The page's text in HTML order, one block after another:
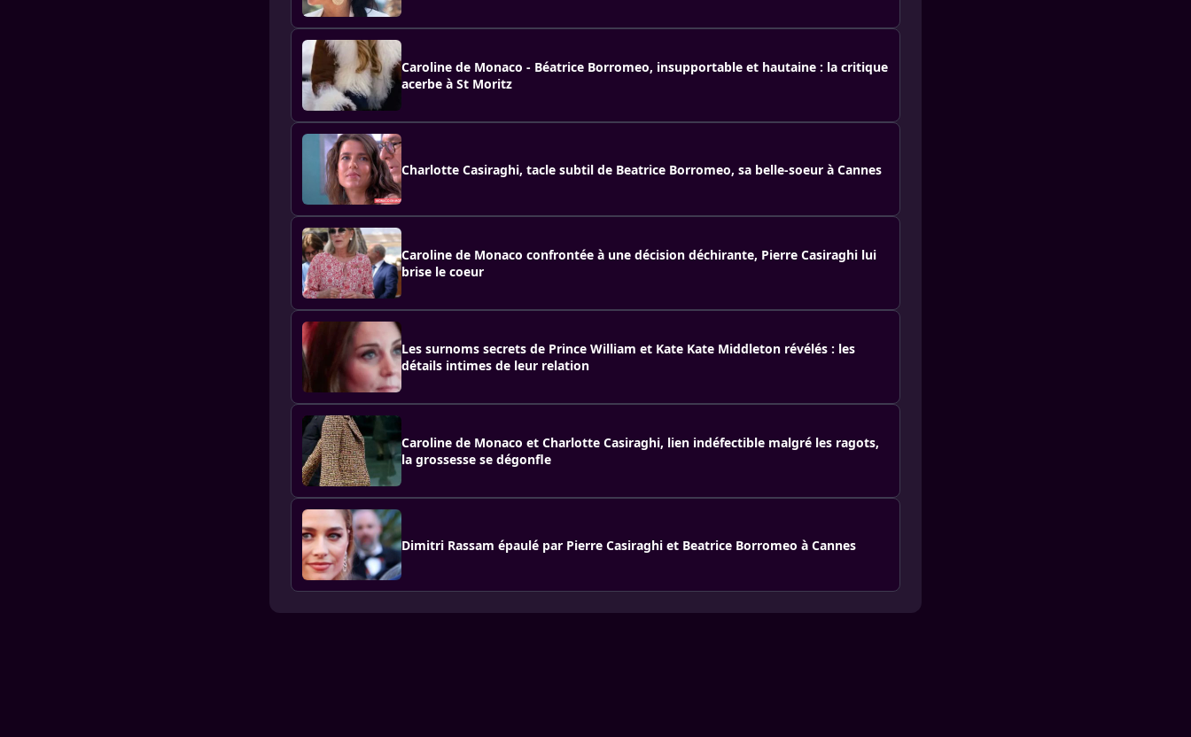
Caroline de Monaco - Béatrice Borromeo, insupportable et hautaine : la critique
acerbe à St Moritz
Charlotte Casiraghi, tacle subtil de Beatrice Borromeo, sa belle-soeur à Cannes
Caroline de Monaco confrontée à une décision déchirante, Pierre Casiraghi lui
brise le coeur
Les surnoms secrets de Prince William et Kate Kate Middleton révélés : les
détails intimes de leur relation
Caroline de Monaco et Charlotte Casiraghi, lien indéfectible malgré les ragots,
la grossesse se dégonfle
Dimitri Rassam épaulé par Pierre Casiraghi et Beatrice Borromeo à Cannes